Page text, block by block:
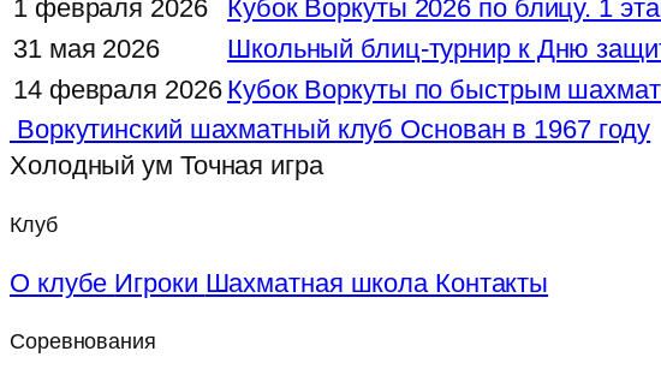
1 февраля 2026
Кубок Воркуты 2026 по блицу. 1
31 мая 2026
Школьный блиц-турнир к Дню
14 февраля 2026 Кубок Воркуты по быстрым
Воркутинский шахматный клуб Основан в 1967 году
Холодный ум Точная игра
Клуб
О клубе Игроки Шахматная школа Контакты
Соревнования